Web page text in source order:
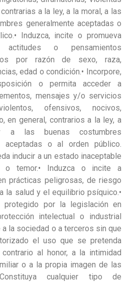
a la ley, a la moral, a las
generalmente aceptadas o
Induzca, incite o promueva
actitudes o pensamientos
por razón de sexo, raza,
edad o condición.• Incorpore,
o permita acceder a
mensajes y/o servicios
ofensivos, nocivos,
en general, contrarios a la ley, a
las buenas costumbres
aceptadas o al orden público.
inducir a un estado inaceptable
o temor.• Induzca o incite a
prácticas peligrosas, de riesgo
la salud y el equilibrio psíquico.•
protegido por la legislación en
intelectual o industrial
la sociedad o a terceros sin que
el uso que se pretenda
contrario al honor, a la intimidad
o a la propia imagen de las
cualquier tipo de